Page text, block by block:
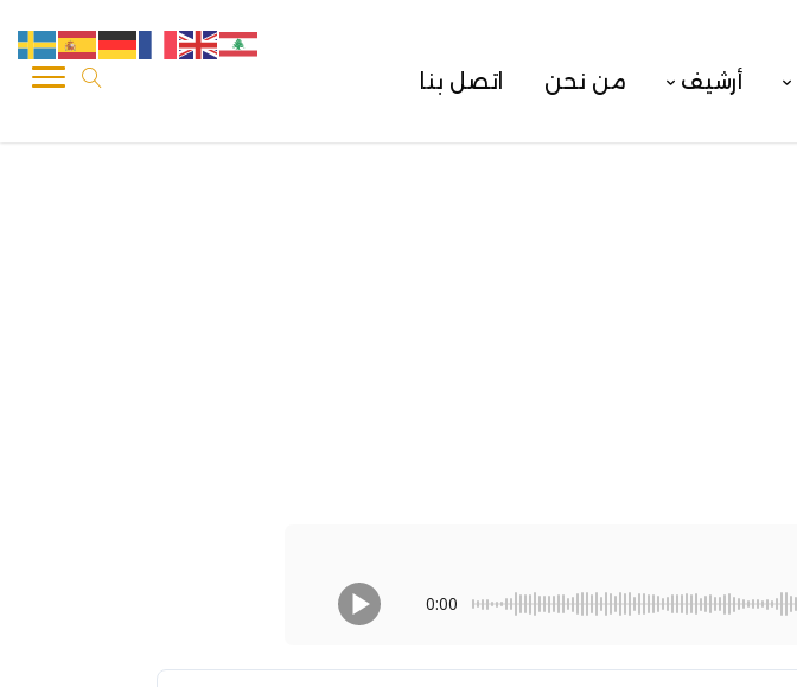
أرشيف من نحن اتصل بنا
0:00